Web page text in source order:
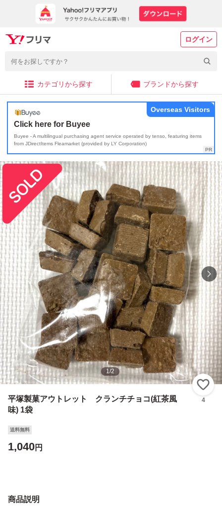
ログイン
カテゴリから探す ブランドから探す
Click here for Buyee
Buyee - A multilingual purchasing agent service operated by tenso, featuring items
from JDirectItems Fleamarket (provided by LY Corporation)
Overseas Visitors
1/2
平塚製菓アウトレット クランチチョコ(紅茶風
味) 1袋
4
送料無料
1,040円
商品説明